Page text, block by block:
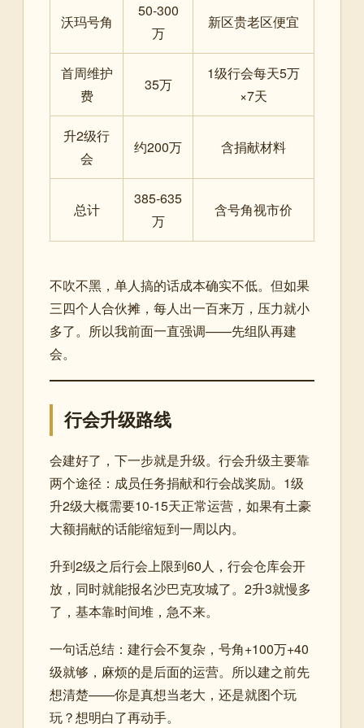
沃玛号角
50-300
万
新区贵老区便宜
首周维护
费
35万
1级行会每天5万
×7天
升2级行
会
约200万 含捐献材料
总计
385-635
万
含号角视市价
不吹不黑，单人搞的话成本确实不低。但如果
三四个人合伙摊，每人出一百来万，压力就小
多了。所以我前面一直强调——先组队再建
会。
行会升级路线
会建好了，下一步就是升级。行会升级主要靠
两个途径：成员任务捐献和行会战奖励。1级
升2级大概需要10-15天正常运营，如果有土豪
大额捐献的话能缩短到一周以内。
升到2级之后行会上限到60人，行会仓库会开
放，同时就能报名沙巴克攻城了。2升3就慢多
了，基本靠时间堆，急不来。
一句话总结：建行会不复杂，号角+100万+40
级就够，麻烦的是后面的运营。所以建之前先
想清楚——你是真想当老大，还是就图个玩
玩？想明白了再动手。